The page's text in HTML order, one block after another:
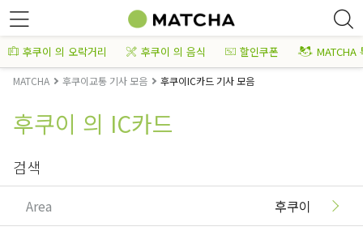
후쿠이 의 오락거리 후쿠이 의 음식 할인쿠폰 MATCHA
MATCHA 후쿠이교통 기사 모음 후쿠이IC카드 기사 모음
후쿠이 의 IC카드
검색
Area 후쿠이